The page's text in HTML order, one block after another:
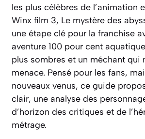
les plus célèbres de l’animation
Winx film 3, Le mystère des
une étape clé pour la franchise
aventure 100 pour cent
plus sombres et un méchant qui
menace. Pensé pour les fans,
nouveaux venus, ce guide
clair, une analyse des
d’horizon des critiques et de
métrage.